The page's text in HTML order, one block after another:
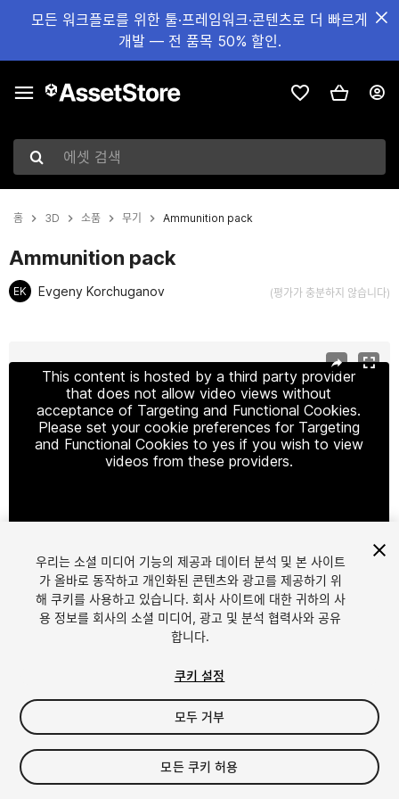
모든 워크플로를 위한 툴·프레임워크·콘텐츠로 더 빠르게
개발 — 전 품목 50% 할인.
에셋 검색
홈 3D 소품 무기 Ammunition pack
Ammunition pack
EK Evgeny Korchuganov (평가가 충분하지 않습니다)
This content is hosted by a third party provider
that does not allow video views without
acceptance of Targeting and Functional Cookies.
Please set your cookie preferences for Targeting
and Functional Cookies to yes if you wish to view
videos from these providers.
1/16
$9
세금/부가세는 결제 시 반영됩니다.
우리는 소셜 미디어 기능의 제공과 데이터 분석 및 본 사이트
가 올바로 동작하고 개인화된 콘텐츠와 광고를 제공하기 위
해 쿠키를 사용하고 있습니다. 회사 사이트에 대한 귀하의 사
용 정보를 회사의 소셜 미디어, 광고 및 분석 협력사와 공유
합니다.
쿠키 설정
모두 거부
모든 쿠키 허용